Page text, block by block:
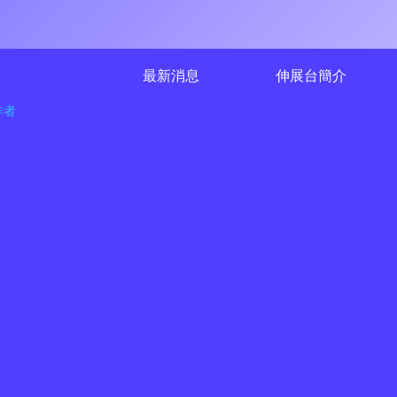
者
最新消息 伸展台簡介